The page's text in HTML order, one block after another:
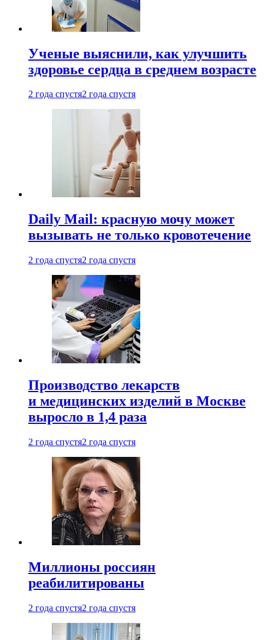
Ученые выяснили, как улучшить
здоровье сердца в среднем возрасте
2 года спустя2 года спустя
Daily Mail: красную мочу может
вызывать не только кровотечение
2 года спустя2 года спустя
Производство лекарств
и медицинских изделий в Москве
выросло в 1,4 раза
2 года спустя2 года спустя
Миллионы россиян
реабилитированы
2 года спустя2 года спустя